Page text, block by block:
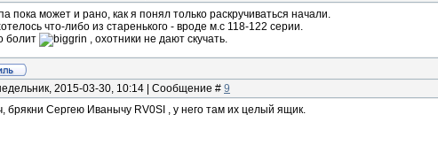
пока может и рано, как я понял только раскручиваться начали.
что-либо из старенького - вроде м.с 118-122 серии.
болит
, охотники не дают скучать.
2015-03-30, 10:14 | Сообщение # 9
брякни Сергею Иванычу RV0SI , у него там их целый ящик.